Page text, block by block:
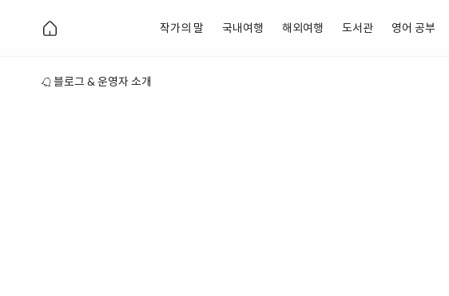
작가의 말 국내여행 해외여행 도서관 영어 공부
블로그 & 운영자 소개